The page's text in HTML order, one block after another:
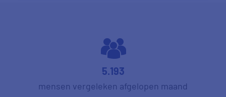
5.193
mensen vergeleken afgelopen maand